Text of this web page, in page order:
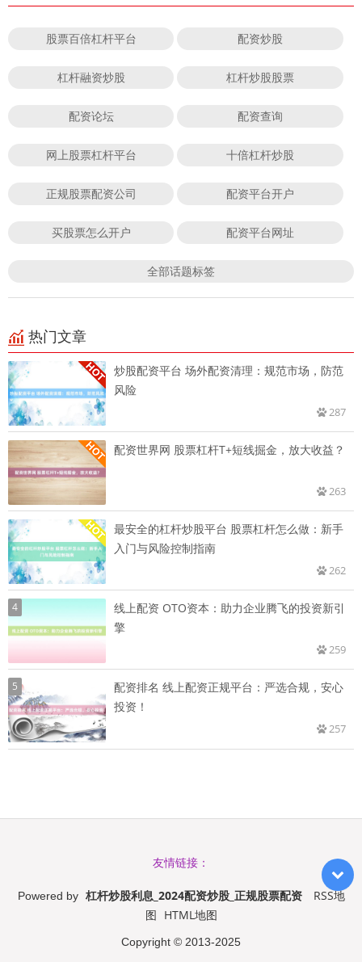
股票百倍杠杆平台 配资炒股
杠杆融资炒股 杠杆炒股股票
配资论坛 配资查询
网上股票杠杆平台 十倍杠杆炒股
正规股票配资公司 配资平台开户
买股票怎么开户 配资平台网址
全部话题标签
热门文章
炒股配资平台 场外配资清理：规范市场，防范
风险
287
配资世界网 股票杠杆T+短线掘金，放大收益？
263
最安全的杠杆炒股平台 股票杠杆怎么做：新手
入门与风险控制指南
262
4
线上配资 OTO资本：助力企业腾飞的投资新引
擎
259
5
配资排名 线上配资正规平台：严选合规，安心
投资！
257
友情链接：
Powered by 杠杆炒股利息_2024配资炒股_正规股票配资
RSS地
图 HTML地图
Copyright © 2013-2025